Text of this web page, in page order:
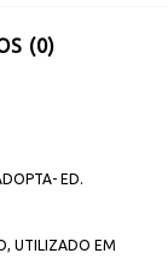
(0)
ED.
UTILIZADO EM